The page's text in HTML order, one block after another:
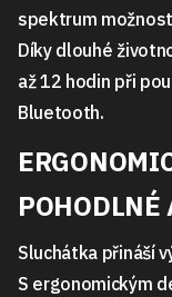
spektrum
Díky dlouhé
až 12 hodin při
Bluetooth.
POHODLNÉ
Sluchátka přináší
S ergonomickým